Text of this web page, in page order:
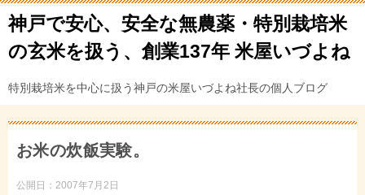
神戸で安心、安全な無農薬・特別栽培米
の玄米を扱う、創業137年 米屋いづよね
特別栽培米を中心に扱う神戸の米屋いづよね社長の個人ブログ
お米の炊飯実験。
公開日： 2007年7月2日